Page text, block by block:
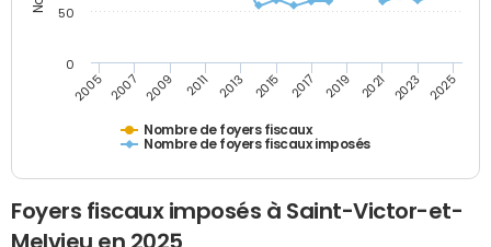
Nombre de foyers fiscaux
Nombre de foyers fiscaux imposés
2005 2007 2009 2011 2013 2015 2017 2019 2021 2023 2025
0
50
Foyers fiscaux imposés à Saint-Victor-et-
Melvieu en 2025